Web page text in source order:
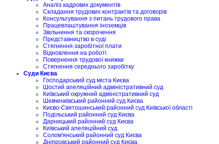
Аналіз кадрових документів
Складання трудових контрактів та договорів
Консультування з питань трудового права
Працевлаштування іноземців
Звільнення та скорочення
Представництво в суді
Стягнення заробітної плати
Відновлення на роботі
Повернення трудової книжки
Стягнення середнього заробітку
Суди Києва
Господарський суд міста Києва
Шостий апеляційний адміністративний суд
Київський окружний адміністративний суд
Шевченківський районний суд Києва
Києво-Святошинський районний суд Київської області
Подільський районний суд Києва
Дарницький районний суд Києва
Київський апеляційний суд
Солом'янський районний суд Києва
Дніпровський районний суд Києва